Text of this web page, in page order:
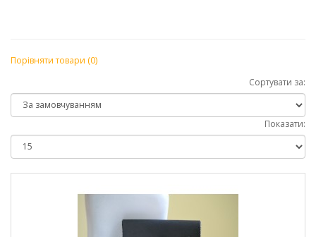
Порівняти товари (0)
Сортувати за:
Показати: